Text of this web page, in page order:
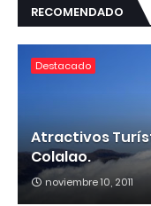
RECOMENDADO
Destacado
Atractivos
Colalao.
noviembre 10, 2011